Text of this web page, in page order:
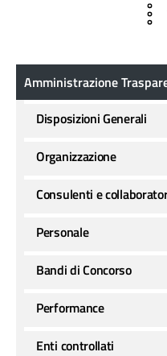
Amministrazione
Amministrazione
Disposizioni Generali
Organizzazione
Consulenti e
Personale
Bandi di Concorso
Performance
Enti controllati